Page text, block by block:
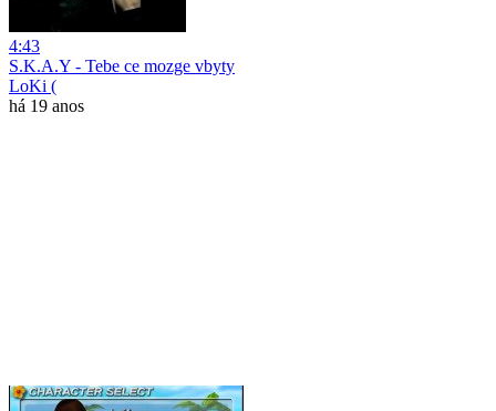
4:43
S.K.A.Y - Tebe ce mozge vbyty
LoKi (
há 19 anos